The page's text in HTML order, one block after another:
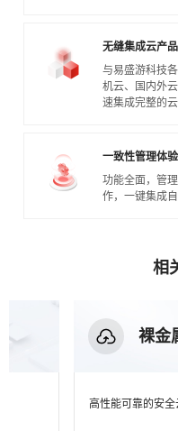
无缝集成云产品
与易盛游科技
机云、国内外
速集成完整的云
一致性管理体验
功能全面，管
作，一键集成
相
裸金
高性能可靠的安